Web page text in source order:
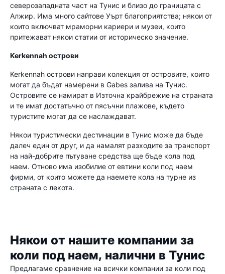
северозападната част на Тунис и близо до границата с
Алжир. Има много сайтове Уърт благоприятства; някои от
които включват мраморни кариери и музеи, които
притежават някои статии от историческо значение.
Kerkennah острови
Kerkennah острови направи колекция от островите, които
могат да бъдат намерени в Gabes залива на Тунис.
Островите се намират в Източна крайбрежие на страната
и те имат достатъчно от пясъчни плажове, където
туристите могат да се наслаждават.
Някои туристически дестинации в Тунис може да бъде
далеч един от друг, и да намалят разходите за транспорт
на най-добрите пътуване средства ще бъде кола под
наем. Отново има изобилие от евтини коли под наем
фирми, от които можете да наемете кола на турне из
страната с лекота.
Някои от нашите компании за
коли под наем, налични в Тунис
Предлагаме сравнение на всички компании за коли под